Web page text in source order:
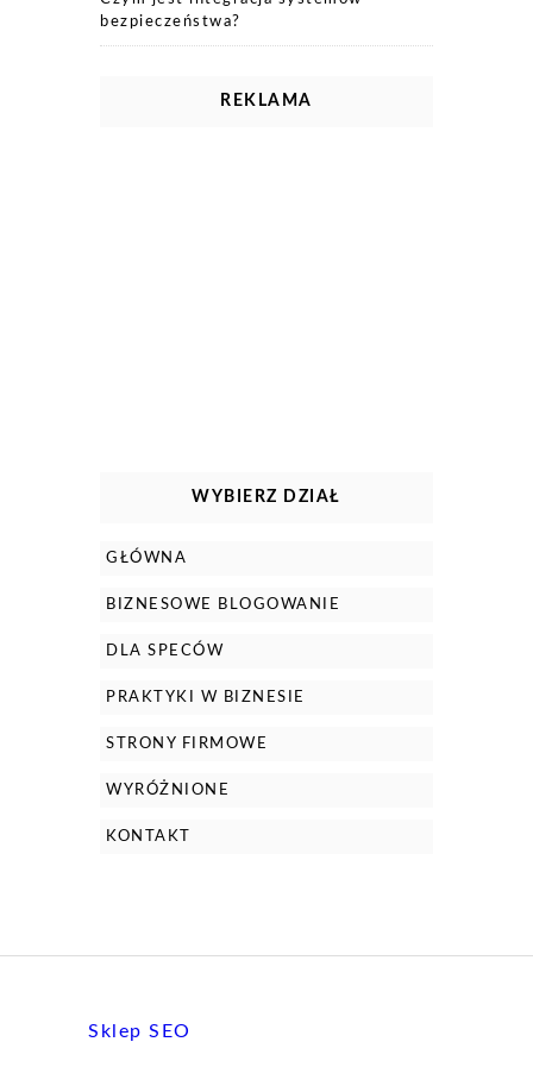
bezpieczeństwa?
REKLAMA
WYBIERZ DZIAŁ
GŁÓWNA
BIZNESOWE BLOGOWANIE
DLA SPECÓW
PRAKTYKI W BIZNESIE
STRONY FIRMOWE
WYRÓŻNIONE
KONTAKT
Sklep SEO